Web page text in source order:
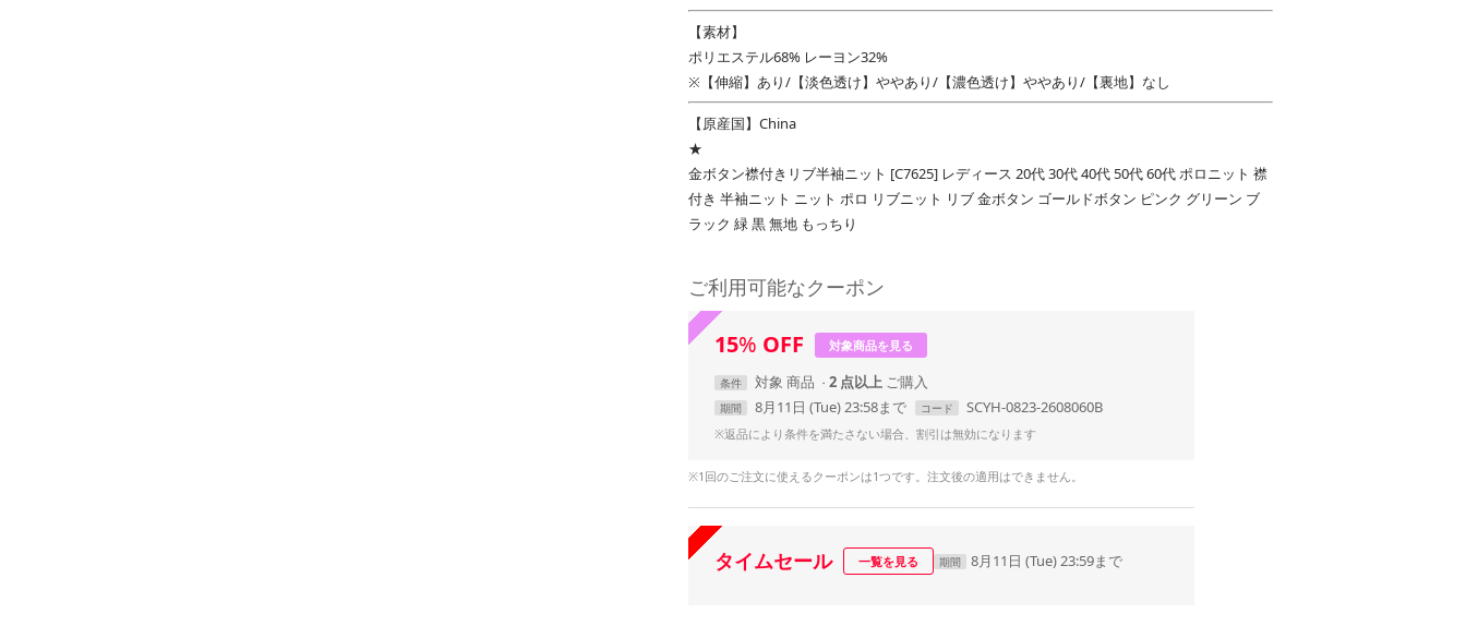
【素材】
ポリエステル68% レーヨン32%
※【伸縮】あり/【淡色透け】ややあり/【濃色透け】ややあり/【裏地】なし
【原産国】China
★
金ボタン襟付きリブ半袖ニット [C7625] レディース 20代 30代 40代 50代 60代 ポロニット 襟
付き 半袖ニット ニット ポロ リブニット リブ 金ボタン ゴールドボタン ピンク グリーン ブ
ラック 緑 黒 無地 もっちり
ご利用可能なクーポン
15% OFF 対象商品を見る
条件 対象 商品 2 点以上
期間 8月11日 (Tue) 23:58まで コード SCYH-0823-2608060B
※返品により条件を満たさない場合、割引は無効になります
※1回のご注文に使えるクーポンは1つです。注文後の適用はできません。
タイムセール 一覧を見る 期間 8月11日 (Tue) 23:59まで